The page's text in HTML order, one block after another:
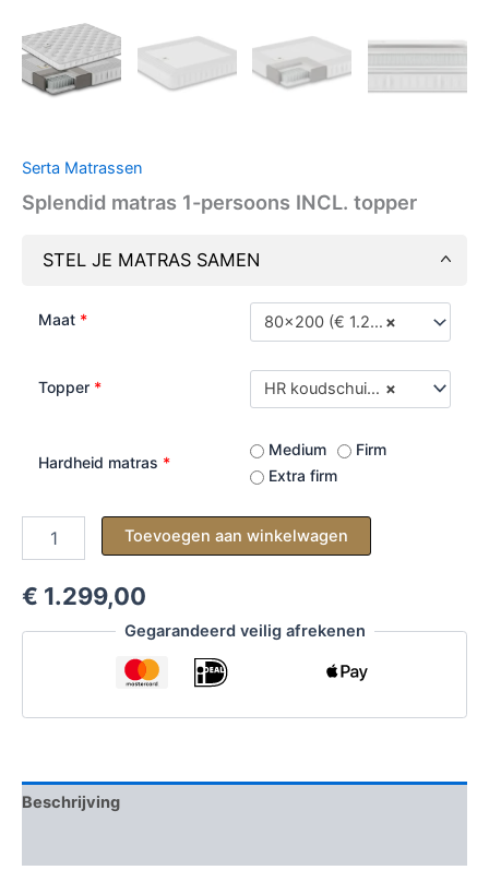
Serta Matrassen
Splendid matras 1-persoons INCL. topper
STEL JE MATRAS SAMEN
Maat * ×
80x200 (€ 1.299,00)
Topper * ×
HR koudschuim (standaard)
Hardheid matras *
Medium
Firm
Extra firm
matras
persoons
topper
Toevoegen aan winkelwagen
€ 1.299,00
Gegarandeerd veilig afrekenen
Beschrijving